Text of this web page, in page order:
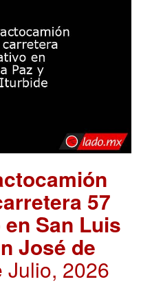
57
San Luis
José de
Julio, 2026